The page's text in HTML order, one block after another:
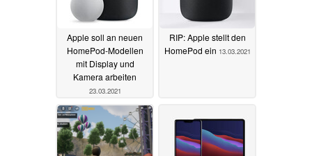
Apple soll an neuen
HomePod-Modellen
mit Display und
Kamera arbeiten
23.03.2021
RIP: Apple stellt den
HomePod ein 13.03.2021